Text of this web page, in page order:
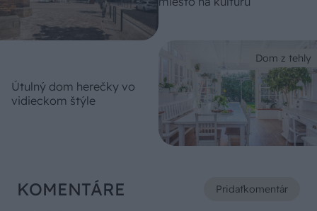
Dom z tehly
Útulný dom herečky vo
vidieckom štýle
KOMENTÁRE Pridaťkomentár